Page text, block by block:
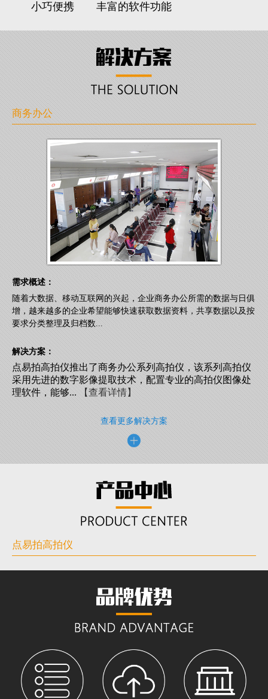
小巧便携 丰富的软件功能
商务办公
需求概述：
随着大数据、移动互联网的兴起，企业商务办公所需的数据与日俱
增，越来越多的企业希望能够快速获取数据资料，共享数据以及按
要求分类整理及归档数...
解决方案：
点易拍高拍仪推出了商务办公系列高拍仪，该系列高拍仪
采用先进的数字影像提取技术，配置专业的高拍仪图像处
理软件，能够...【查看详情】
查看更多解决方案
点易拍高拍仪